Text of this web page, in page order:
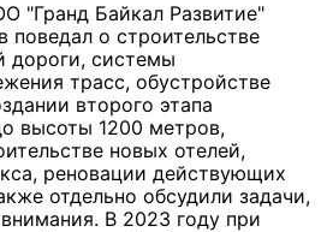
"Гранд Байкал Развитие"
о строительстве
дороги, системы
трасс, обустройстве
второго этапа
высоты 1200 метров,
новых отелей,
реновации действующих
отдельно обсудили задачи,
В 2023 году при